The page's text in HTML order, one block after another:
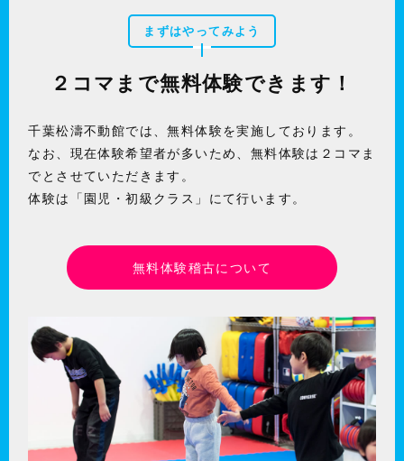
まずはやってみよう
２コマまで無料体験できます！
千葉松濤不動館では、無料体験を実施しております。
なお、現在体験希望者が多いため、無料体験は２コマま
でとさせていただきます。
体験は「園児・初級クラス」にて行います。
無料体験稽古について